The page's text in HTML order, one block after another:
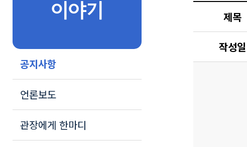
이야기
공지사항
언론보도
관장에게 한마디
제목
작성일